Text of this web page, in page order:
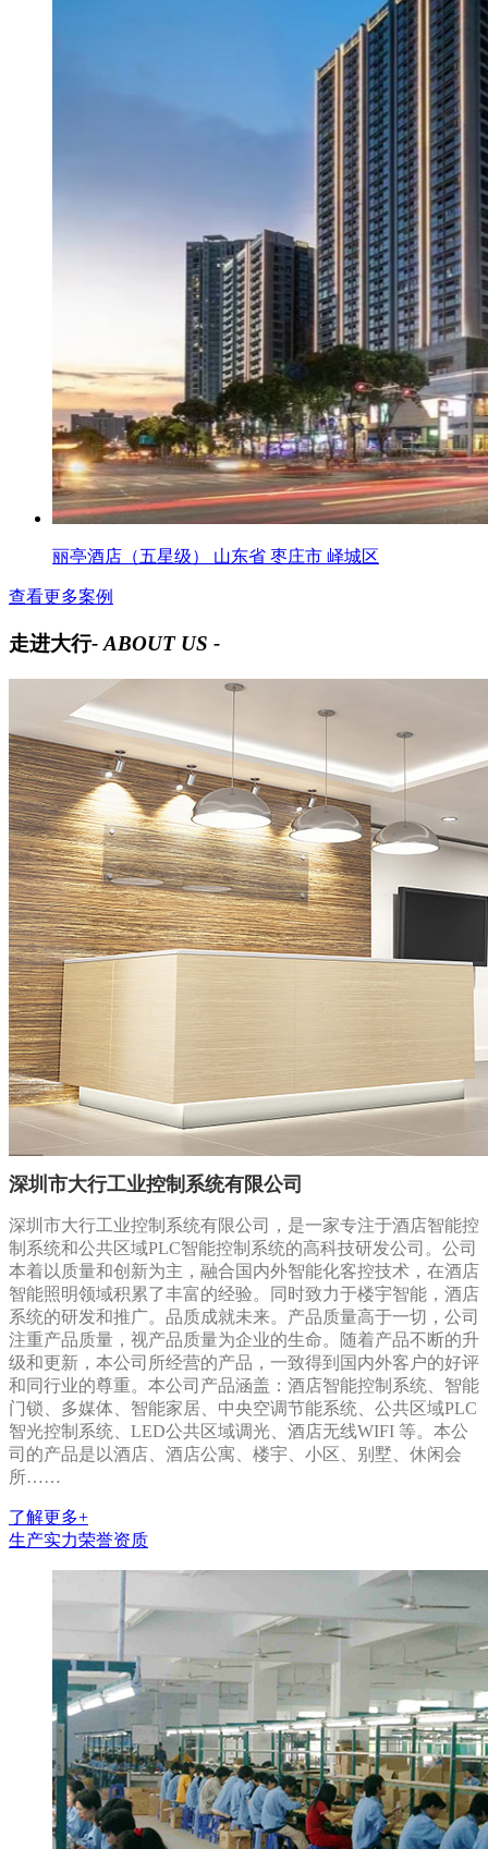
丽亭酒店（五星级） 山东省 枣庄市 峄城区
查看更多案例
走进大行- ABOUT US -
深圳市大行工业控制系统有限公司
深圳市大行工业控制系统有限公司，是一家专注于酒店智能控
制系统和公共区域PLC智能控制系统的高科技研发公司。公司
本着以质量和创新为主，融合国内外智能化客控技术，在酒店
智能照明领域积累了丰富的经验。同时致力于楼宇智能，酒店
系统的研发和推广。品质成就未来。产品质量高于一切，公司
注重产品质量，视产品质量为企业的生命。随着产品不断的升
级和更新，本公司所经营的产品，一致得到国内外客户的好评
和同行业的尊重。本公司产品涵盖：酒店智能控制系统、智能
门锁、多媒体、智能家居、中央空调节能系统、公共区域PLC
智光控制系统、LED公共区域调光、酒店无线WIFI 等。本公
司的产品是以酒店、酒店公寓、楼宇、小区、别墅、休闲会
所……
了解更多+
生产实力荣誉资质